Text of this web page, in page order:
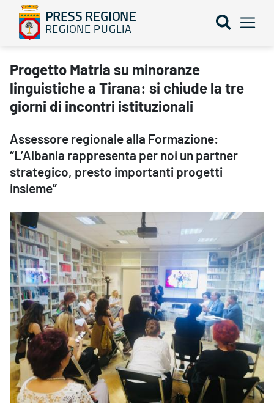
PRESS REGIONE
REGIONE PUGLIA
Progetto Matria su minoranze linguistiche a Tirana: si chiude la
Progetto Matria su minoranze
linguistiche a Tirana: si chiude la tre
giorni di incontri istituzionali
Assessore regionale alla Formazione:
“L’Albania rappresenta per noi un partner
strategico, presto importanti progetti
insieme”